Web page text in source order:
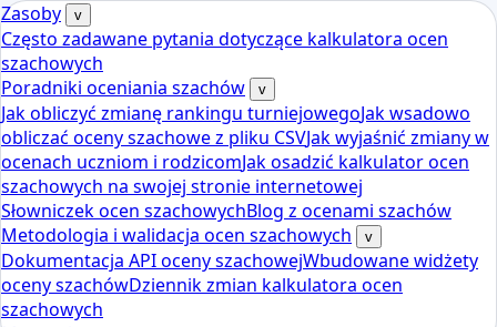
Zasoby
v
Często zadawane pytania dotyczące kalkulatora ocen
szachowych
Poradniki oceniania szachów
v
Jak obliczyć zmianę rankingu turniejowegoJak wsadowo
obliczać oceny szachowe z pliku CSVJak wyjaśnić zmiany w
ocenach uczniom i rodzicomJak osadzić kalkulator ocen
szachowych na swojej stronie internetowej
Słowniczek ocen szachowychBlog z ocenami szachów
Metodologia i walidacja ocen szachowych
v
Dokumentacja API oceny szachowejWbudowane widżety
oceny szachówDziennik zmian kalkulatora ocen
szachowych